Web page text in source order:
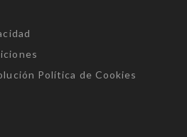
Política de Cookies